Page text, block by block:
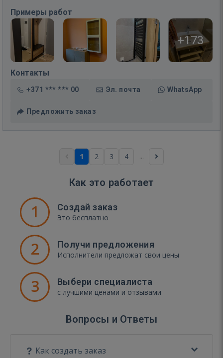
Примеры работ
+173
Контакты
+371 *** *** 00 Эл. почта WhatsApp
Предложить заказ
1 2 3 4 ...
Как это работает
1 Создай заказ
Это бесплатно
2 Получи предложения
Исполнители предложат свои цены
3 Выбери специалиста
с лучшими ценами и отзывами
Вопросы и Ответы
Как создать заказ